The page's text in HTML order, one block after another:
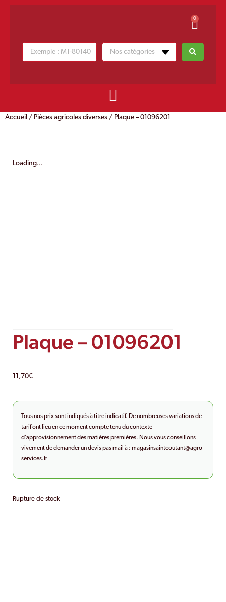
0
Accueil / Pièces agricoles diverses / Plaque – 01096201
Loading...
Plaque – 01096201
11,70€
Tous nos prix sont indiqués à titre indicatif. De nombreuses variations de
tarif ont lieu en ce moment compte tenu du contexte
d’approvisionnement des matières premières. Nous vous conseillons
vivement de demander un devis pas mail à : magasinsaintcoutant@agro-
services.fr
Rupture de stock